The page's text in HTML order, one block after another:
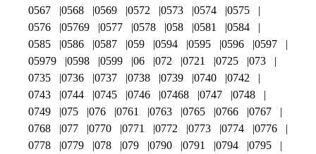
0567
0568 0569 0572 0573 0574
0575
0576
05769 0577 0578 058 0581
0584
0585
0586 0587 059 0594 0595 0596
0597
05979
0598 0599 06 072 0721 0725
073
0735
0736 0737 0738 0739 0740
0742
0743
0744 0745 0746 07468 0747
0748
0749
075 076 0761 0763 0765 0766
0767
0768
077 0770 0771 0772 0773 0774
0776
0778
0779 078 079 0790 0791 0794
0795